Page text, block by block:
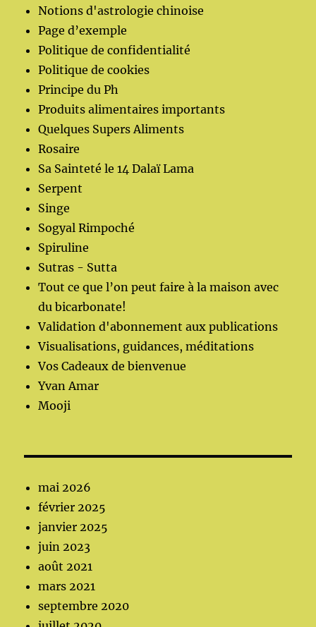
Notions d'astrologie chinoise
Page d’exemple
Politique de confidentialité
Politique de cookies
Principe du Ph
Produits alimentaires importants
Quelques Supers Aliments
Rosaire
Sa Sainteté le 14 Dalaï Lama
Serpent
Singe
Sogyal Rimpoché
Spiruline
Sutras - Sutta
Tout ce que l’on peut faire à la maison avec
du bicarbonate!
Validation d'abonnement aux publications
Visualisations, guidances, méditations
Vos Cadeaux de bienvenue
Yvan Amar
Mooji
mai 2026
février 2025
janvier 2025
juin 2023
août 2021
mars 2021
septembre 2020